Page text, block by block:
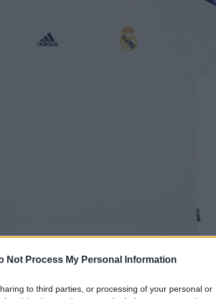
Not Process My Personal Information
to third parties, or processing of your personal or